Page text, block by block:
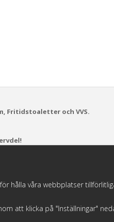
Fritidstoaletter och VVS.
hålla våra webbplatser
att klicka på "Inställningar"